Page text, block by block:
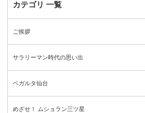
カテゴリ 一覧
ご挨拶
サラリーマン時代の思い出
ベガルタ仙台
めざせ！ ムショラン三ツ星